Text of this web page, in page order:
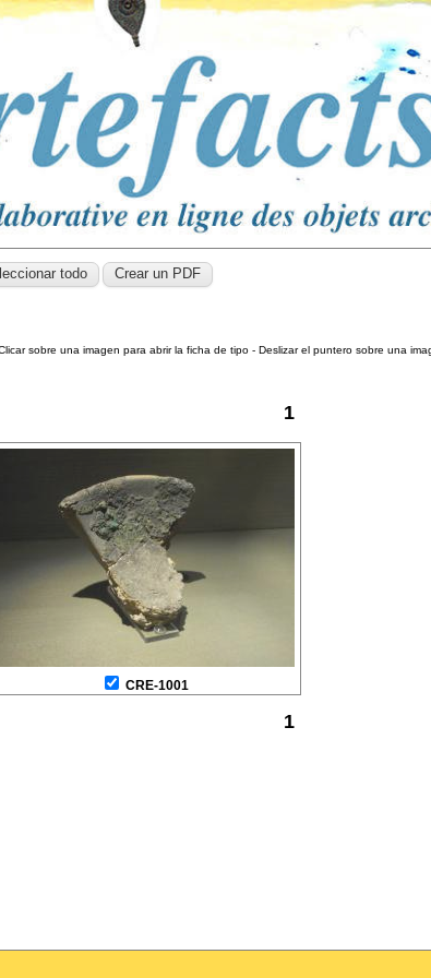
sobre una imagen para abrir la ficha de tipo - Deslizar el puntero sobre una
1
CRE-1001
1